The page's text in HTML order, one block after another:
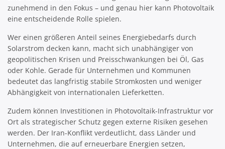
zunehmend in den Fokus – und genau hier kann Photovoltaik
eine entscheidende Rolle spielen.
Wer einen größeren Anteil seines Energiebedarfs durch
Solarstrom decken kann, macht sich unabhängiger von
geopolitischen Krisen und Preisschwankungen bei Öl, Gas
oder Kohle. Gerade für Unternehmen und Kommunen
bedeutet das langfristig stabile Stromkosten und weniger
Abhängigkeit von internationalen Lieferketten.
Zudem können Investitionen in Photovoltaik-Infrastruktur vor
Ort als strategischer Schutz gegen externe Risiken gesehen
werden. Der Iran-Konflikt verdeutlicht, dass Länder und
Unternehmen, die auf erneuerbare Energien setzen,